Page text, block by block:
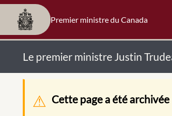
Premier ministre du Canada
Le premier ministre Justin
Message d'avertissement
Cette page a été archivée